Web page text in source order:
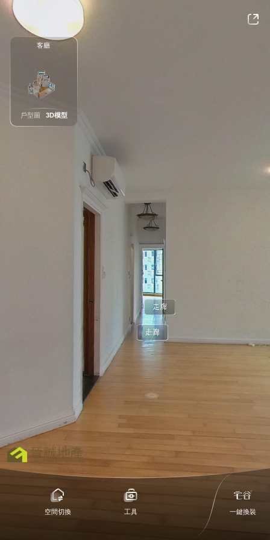
空間切換 工具 一鍵換裝
1
客廳
戶型圖 3D模型